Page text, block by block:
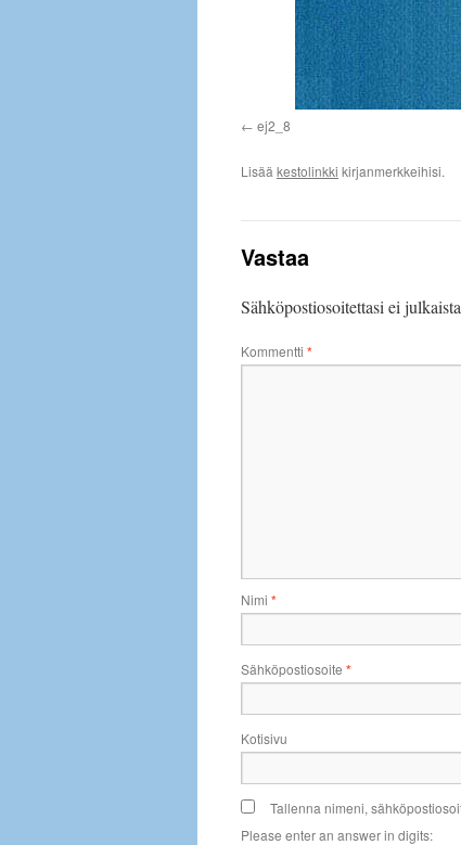
ej2_8
Lisää kestolinkki kirjanmerkkeihisi.
Vastaa
Sähköpostiosoitettasi ei
Kommentti *
Nimi *
Sähköpostiosoite *
Kotisivu
Tallenna nimeni,
Please enter an answer in digits: